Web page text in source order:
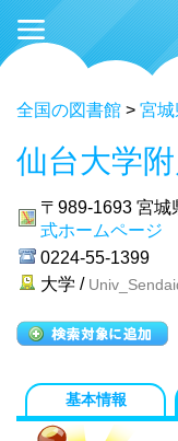
全国の図書館 > 宮城
仙台大学
〒989-1693 宮城
式ホームページ
0224-55-1399
大学 /
基本情報